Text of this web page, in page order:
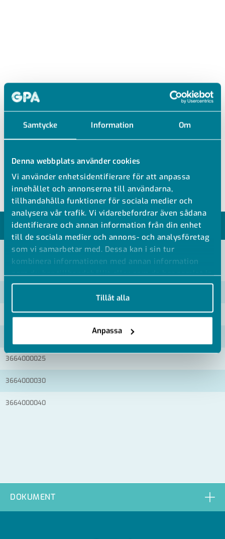
Samtycke Information Om
Denna webbplats använder cookies
Vi använder enhetsidentifierare för att anpassa
innehållet och annonserna till användarna,
tillhandahålla funktioner för sociala medier och
analysera vår trafik. Vi vidarebefordrar även sådana
identifierare och annan information från din enhet
till de sociala medier och annons- och analysföretag
som vi samarbetar med. Dessa kan i sin tur
kombinera informationen med annan information
som du har tillhandahållit eller som de har samlat in
när du har använt deras tjänster.
Tillåt alla
Anpassa
LO CV 4000
MÄSSING KORSRÖR
Mässing korsrör slangsockel
MODELLER
VISA ALLA MÅTT +
3664000015
3664000025
3664000030
3664000040
DOKUMENT